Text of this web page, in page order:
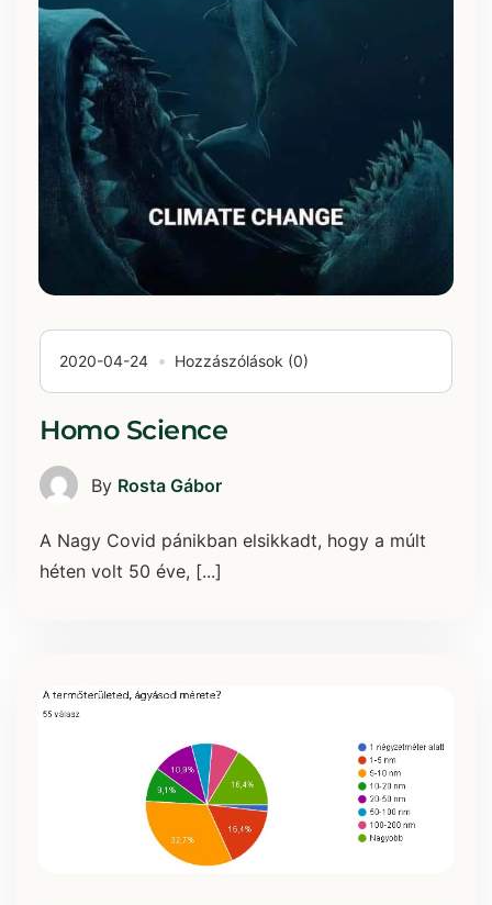
2020-04-24 Hozzászólások (0)
Homo Science
By Rosta Gábor
A Nagy Covid pánikban elsikkadt, hogy a múlt
héten volt 50 éve, [...]